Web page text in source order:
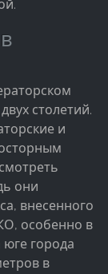
столетий.
и
они
внесенного
особенно в
города
в
информацию
нам
наш